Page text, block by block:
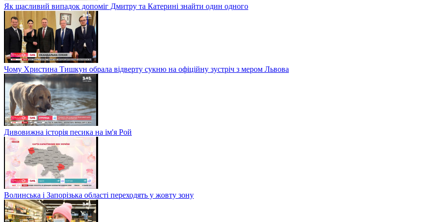
Як щасливий випадок допоміг Дмитру та Катерині знайти один одного
Чому Христина Тишкун обрала відверту сукню на офіційну зустріч з мером Львова
Дивовижна історія песика на ім'я Рой
Волинська і Запорізька області переходять у жовту зону